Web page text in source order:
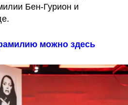
Бен-Гурион и
можно здесь